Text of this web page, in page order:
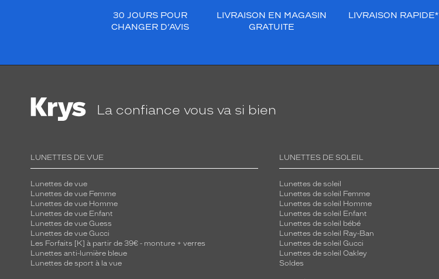
30 JOURS POUR
CHANGER D’AVIS
LIVRAISON EN MAGASIN
GRATUITE
LIVRAISON RAPIDE*
La confiance vous va si bien
LUNETTES DE VUE
Lunettes de vue
Lunettes de vue Femme
Lunettes de vue Homme
Lunettes de vue Enfant
Lunettes de vue Guess
Lunettes de vue Gucci
Les Forfaits [K] à partir de 39€ - monture + verres
Lunettes anti-lumière bleue
Lunettes de sport à la vue
LUNETTES DE SOLEIL
Lunettes de soleil
Lunettes de soleil Femme
Lunettes de soleil Homme
Lunettes de soleil Enfant
Lunettes de soleil bébé
Lunettes de soleil Ray-Ban
Lunettes de soleil Gucci
Lunettes de soleil Oakley
Soldes